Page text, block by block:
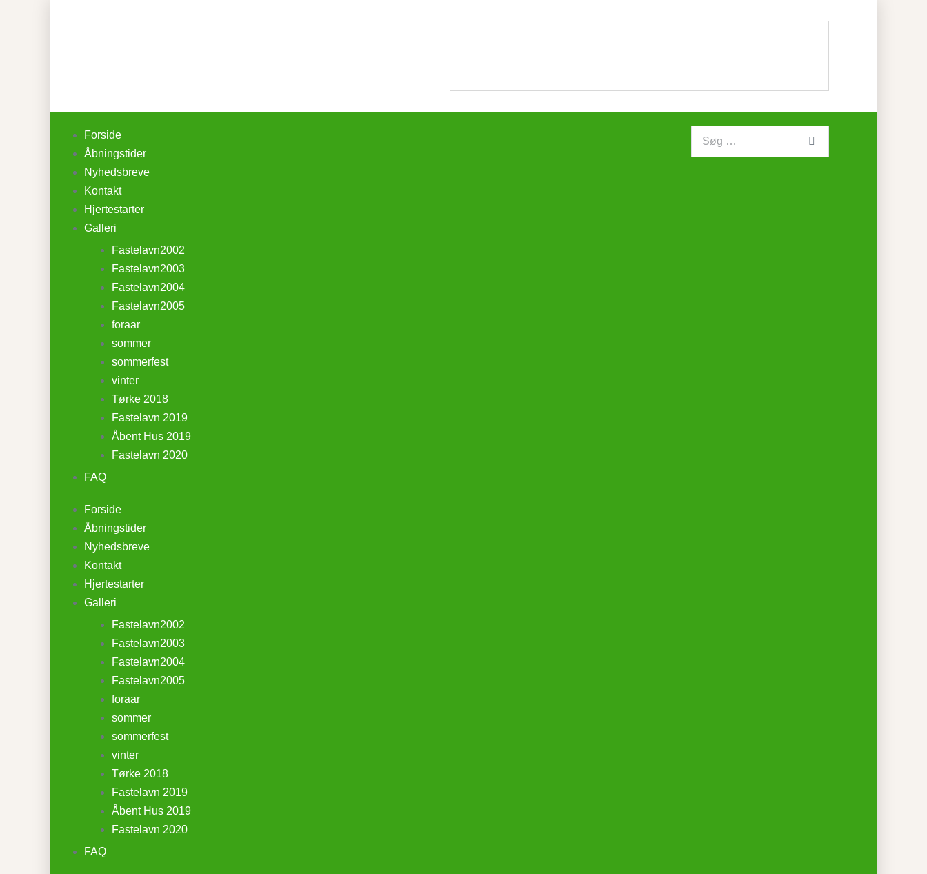
Forside
Åbningstider
Nyhedsbreve
Kontakt
Hjertestarter
Galleri
Fastelavn2002
Fastelavn2003
Fastelavn2004
Fastelavn2005
foraar
sommer
sommerfest
vinter
Tørke 2018
Fastelavn 2019
Åbent Hus 2019
Fastelavn 2020
FAQ
Forside
Åbningstider
Nyhedsbreve
Kontakt
Hjertestarter
Galleri
Fastelavn2002
Fastelavn2003
Fastelavn2004
Fastelavn2005
foraar
sommer
sommerfest
vinter
Tørke 2018
Fastelavn 2019
Åbent Hus 2019
Fastelavn 2020
FAQ